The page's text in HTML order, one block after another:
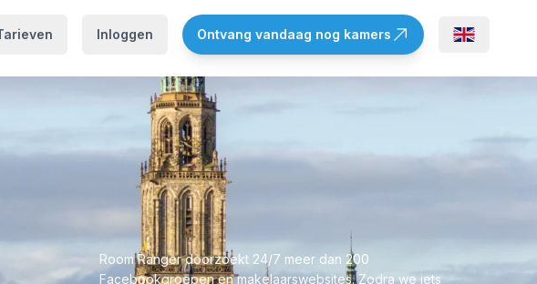
Inloggen Ontvang vandaag nog kamers
Room Ranger doorzoekt 24/7 meer dan 200
Facebookgroepen en makelaarswebsites. Zodra we iets